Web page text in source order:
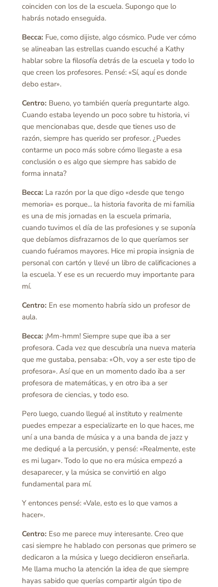
coinciden con los de la escuela. Supongo que lo
habrás notado enseguida.
Becca: Fue, como dijiste, algo cósmico. Pude ver cómo
se alineaban las estrellas cuando escuché a Kathy
hablar sobre la filosofía detrás de la escuela y todo lo
que creen los profesores. Pensé: «Sí, aquí es donde
debo estar».
Centro: Bueno, yo también quería preguntarte algo.
Cuando estaba leyendo un poco sobre tu historia, vi
que mencionabas que, desde que tienes uso de
razón, siempre has querido ser profesor. ¿Puedes
contarme un poco más sobre cómo llegaste a esa
conclusión o es algo que siempre has sabido de
forma innata?
Becca: La razón por la que digo «desde que tengo
memoria» es porque... la historia favorita de mi familia
es una de mis jornadas en la escuela primaria,
cuando tuvimos el día de las profesiones y se suponía
que debíamos disfrazarnos de lo que queríamos ser
cuando fuéramos mayores. Hice mi propia insignia de
personal con cartón y llevé un libro de calificaciones a
la escuela. Y ese es un recuerdo muy importante para
mí.
Centro: En ese momento habría sido un profesor de
aula.
Becca: ¡Mm-hmm! Siempre supe que iba a ser
profesora. Cada vez que descubría una nueva materia
que me gustaba, pensaba: «Oh, voy a ser este tipo de
profesora». Así que en un momento dado iba a ser
profesora de matemáticas, y en otro iba a ser
profesora de ciencias, y todo eso.
Pero luego, cuando llegué al instituto y realmente
puedes empezar a especializarte en lo que haces, me
uní a una banda de música y a una banda de jazz y
me dediqué a la percusión, y pensé: «Realmente, este
es mi lugar». Todo lo que no era música empezó a
desaparecer, y la música se convirtió en algo
fundamental para mí.
Y entonces pensé: «Vale, esto es lo que vamos a
hacer».
Centro: Eso me parece muy interesante. Creo que
casi siempre he hablado con personas que primero se
dedicaron a la música y luego decidieron enseñarla.
Me llama mucho la atención la idea de que siempre
hayas sabido que querías compartir algún tipo de